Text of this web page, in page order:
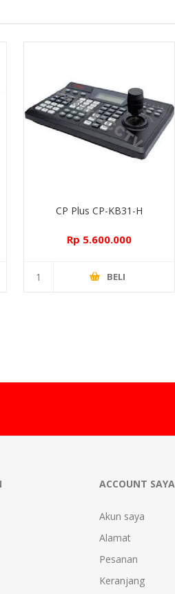
CP Plus CP-KB31-H
Rp 5.600.000
BELI
ACCOUNT SAYA
Akun saya
Alamat
Pesanan
Keranjang